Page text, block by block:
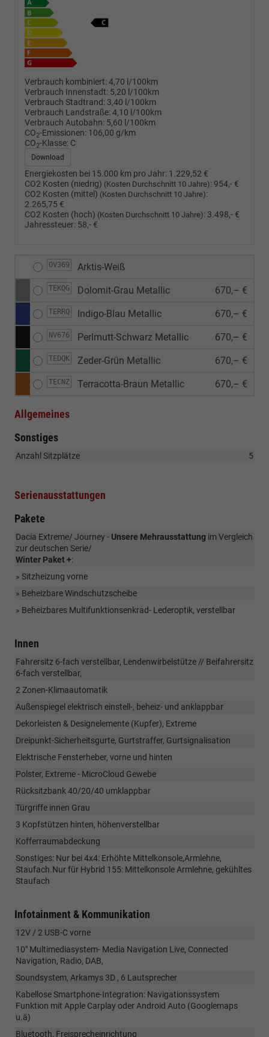
Verbrauch kombiniert:4,70 l/100km
Verbrauch Innenstadt: 5,20 l/100km
Verbrauch Stadtrand: 3,40 l/100km
Verbrauch Landstraße:4,10 l/100km
Verbrauch Autobahn: 5,60 l/100km
CO2-Emissionen: 106,00 g/km
CO2-Klasse: C
Download
Energiekosten bei 15.000 km pro Jahr: 1.229,52 €
CO2 Kosten (niedrig) (Kosten Durchschnitt 10 Jahre): 954,- €
CO2 Kosten (mittel) (Kosten Durchschnitt 10 Jahre):
2.265,75 €
CO2 Kosten (hoch) (Kosten Durchschnitt 10 Jahre): 3.498,- €
Jahressteuer: 58,- €
OV369 Arktis-Weiß
TEKQG Dolomit-Grau Metallic 670,– €
TERRQ Indigo-Blau Metallic 670,– €
NV676 Perlmutt-Schwarz Metallic 670,– €
TEDQK Zeder-Grün Metallic 670,– €
TECNZ Terracotta-Braun Metallic 670,– €
Allgemeines
Sonstiges
Anzahl Sitzplätze 5
Serienausstattungen
Pakete
Dacia Extreme/ Journey - Unsere Mehrausstattung im Vergleich
zur deutschen Serie/
Winter Paket +:
» Sitzheizung vorne
» Beheizbare Windschutzscheibe
» Beheizbares Multifunktionsenkrad- Lederoptik, verstellbar
Innen
Fahrersitz 6-fach verstellbar, Lendenwirbelstütze // Beifahrersitz
6-fach verstellbar,
2 Zonen-Klimaautomatik
Außenspiegel elektrisch einstell-, beheiz- und anklappbar
Dekorleisten & Designelemente (Kupfer), Extreme
Dreipunkt-Sicherheitsgurte, Gurtstraffer, Gurtsignalisation
Elektrische Fensterheber, vorne und hinten
Polster, Extreme - MicroCloud Gewebe
Rücksitzbank 40/20/40 umklappbar
Türgriffe innen Grau
3 Kopfstützen hinten, höhenverstellbar
Kofferraumabdeckung
Sonstiges: Nur bei 4x4: Erhöhte Mittelkonsole,Armlehne,
Staufach.Nur für Hybrid 155: Mittelkonsole Armlehne, gekühltes
Staufach
Infotainment & Kommunikation
12V / 2 USB-C vorne
10" Multimediasystem- Media Navigation Live, Connected
Navigation, Radio, DAB,
Soundsystem, Arkamys 3D , 6 Lautsprecher
Kabellose Smartphone-Integration: Navigationssystem
Funktion mit Apple Carplay oder Android Auto (Googlemaps
u.ä)
Bluetooth, Freisprecheinrichtung